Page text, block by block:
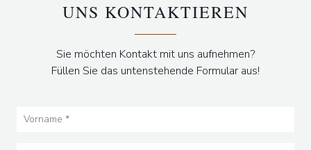
UNS KONTAKTIEREN
Sie möchten Kontakt mit uns aufnehmen?
Füllen Sie das untenstehende Formular aus!